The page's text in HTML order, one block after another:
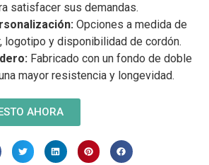
satisfacer sus demandas.
Opciones a medida de
logotipo y disponibilidad de cordón.
Fabricado con un fondo de doble
mayor resistencia y longevidad.
AHORA